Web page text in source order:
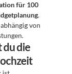
für 100
.
von
du die